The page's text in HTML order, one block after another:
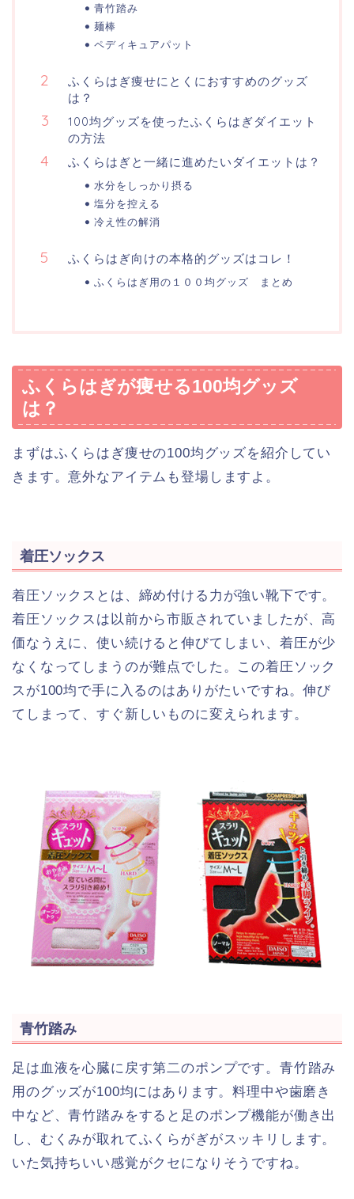
青竹踏み
麺棒
ペディキュアパット
ふくらはぎ痩せにとくにおすすめのグッズ
は？
100均グッズを使ったふくらはぎダイエット
の方法
ふくらはぎと一緒に進めたいダイエットは？
水分をしっかり摂る
塩分を控える
冷え性の解消
ふくらはぎ向けの本格的グッズはコレ！
ふくらはぎ用の１００均グッズ まとめ
ふくらはぎが痩せる100均グッズ
は？
まずはふくらはぎ痩せの100均グッズを紹介してい
きます。意外なアイテムも登場しますよ。
着圧ソックス
着圧ソックスとは、締め付ける力が強い靴下です。
着圧ソックスは以前から市販されていましたが、高
価なうえに、使い続けると伸びてしまい、着圧が少
なくなってしまうのが難点でした。この着圧ソック
スが100均で手に入るのはありがたいですね。伸び
てしまって、すぐ新しいものに変えられます。
青竹踏み
足は血液を心臓に戻す第二のポンプです。青竹踏み
用のグッズが100均にはあります。料理中や歯磨き
中など、青竹踏みをすると足のポンプ機能が働き出
し、むくみが取れてふくらがぎがスッキリします。
いた気持ちいい感覚がクセになりそうですね。